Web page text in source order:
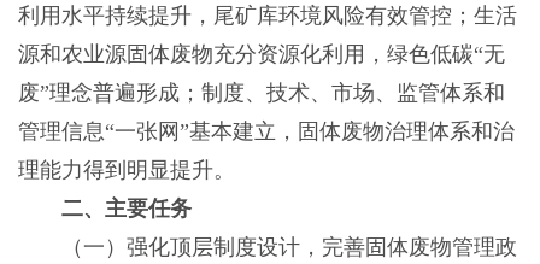
利用水平持续提升，尾矿库环境风险有效管控；生活
源和农业源固体废物充分资源化利用，绿色低碳“无
废”理念普遍形成；制度、技术、市场、监管体系和
管理信息“一张网”基本建立，固体废物治理体系和治
理能力得到明显提升。
二、主要任务
（一）强化顶层制度设计，完善固体废物管理政